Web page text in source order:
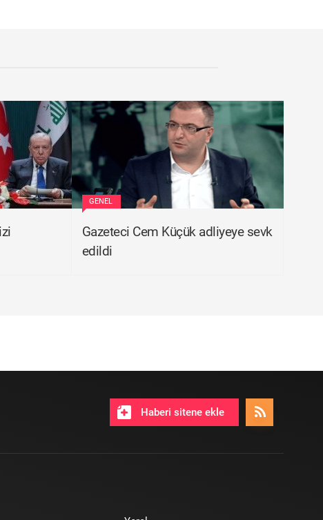
GENEL
Gazeteci Cem Küçük adliyeye sevk
edildi
Haberi sitene ekle